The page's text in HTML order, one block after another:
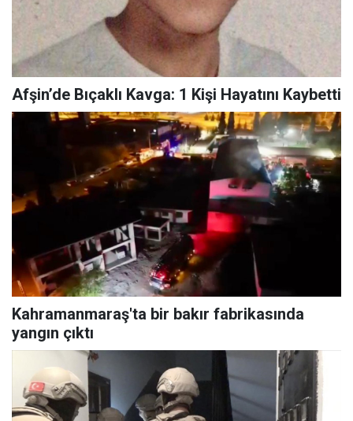
Afşin’de Bıçaklı Kavga: 1 Kişi Hayatını Kaybetti
Kahramanmaraş'ta bir bakır fabrikasında
yangın çıktı